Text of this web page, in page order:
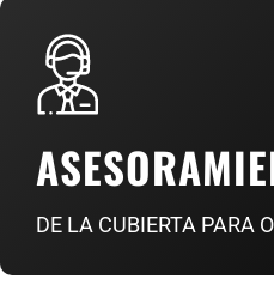
DE LA CUBIERTA PARA